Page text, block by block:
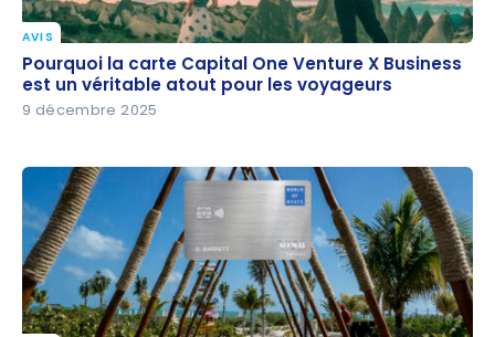
Pourquoi la carte Capital One Venture X Business
est un véritable atout pour les voyageurs
AVIS
Pourquoi la carte Capital One Venture X Business
est un véritable atout pour les voyageurs
9 décembre 2025